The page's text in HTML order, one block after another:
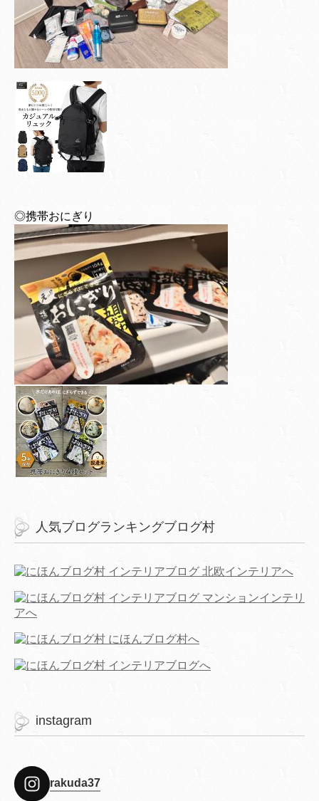
◎携帯おにぎり
人気ブログランキングブログ村
instagram
rakuda37